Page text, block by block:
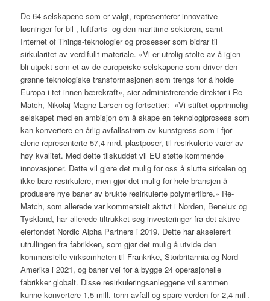
De 64 selskapene som er valgt, representerer innovative
løsninger for bil-, luftfarts- og den maritime sektoren, samt
Internet of Things-teknologier og prosesser som bidrar til
sirkularitet av verdifullt materiale. «Vi er utrolig stolte av å igjen
bli utpekt som et av de europeiske selskapene som driver den
grønne teknologiske transformasjonen som trengs for å holde
Europa i tet innen bærekraft», sier administrerende direktør i Re-
Match, Nikolaj Magne Larsen og fortsetter: «Vi stiftet opprinnelig
selskapet med en ambisjon om å skape en teknologiprosess som
kan konvertere en årlig avfallsstrøm av kunstgress som i fjor
alene representerte 57,4 mrd. plastposer, til resirkulerte varer av
høy kvalitet. Med dette tilskuddet vil EU støtte kommende
innovasjoner. Dette vil gjøre det mulig for oss å slutte sirkelen og
ikke bare resirkulere, men gjør det mulig for hele bransjen å
produsere nye baner av brukte resirkulerte polymerfibre.» Re-
Match, som allerede var kommersielt aktivt i Norden, Benelux og
Tyskland, har allerede tiltrukket seg investeringer fra det aktive
eierfondet Nordic Alpha Partners i 2019. Dette har akselerert
utrullingen fra fabrikken, som gjør det mulig å utvide den
kommersielle virksomheten til Frankrike, Storbritannia og Nord-
Amerika i 2021, og baner vei for å bygge 24 operasjonelle
fabrikker globalt. Disse resirkuleringsanleggene vil sammen
kunne konvertere 1,5 mill. tonn avfall og spare verden for 2,4 mill.